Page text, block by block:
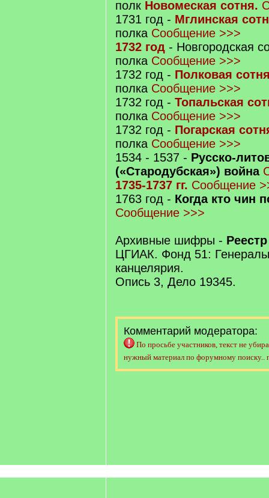
полк Новомеская сотня.
1731 год - Мглинская
полка Сообщение >>>
1732 год - Новгородская
полка Сообщение >>>
1732 год - Полковая
полка Сообщение >>>
1732 год - Топальская
полка Сообщение >>>
1732 год - Погарская
полка Сообщение >>>
1534 - 1537 - Русско-
(«Стародубская») война
1735-1737 гг. Сообщение
1763 год - Когда кто чин
Сообщение >>>
Архивные шифры -
ЦГИАК. Фонд 51:
канцелярия.
Опись 3, Дело 19345.
Комментарий модератора:
По просьбе участников, текст не
нужный материал по форумному поиску..